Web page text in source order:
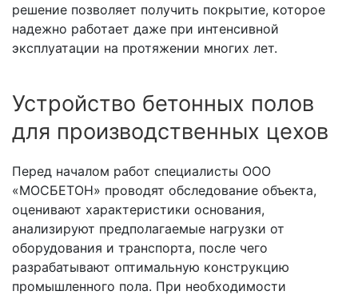
решение позволяет получить покрытие, которое
надежно работает даже при интенсивной
эксплуатации на протяжении многих лет.
Устройство бетонных полов
для производственных цехов
Перед началом работ специалисты ООО
«МОСБЕТОН» проводят обследование объекта,
оценивают характеристики основания,
анализируют предполагаемые нагрузки от
оборудования и транспорта, после чего
разрабатывают оптимальную конструкцию
промышленного пола. При необходимости